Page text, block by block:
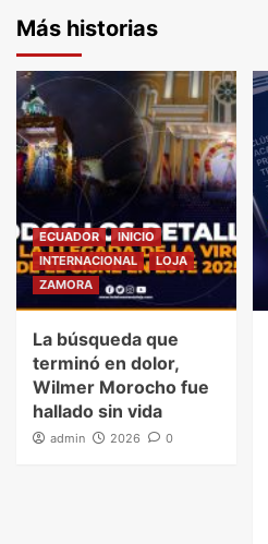
Más historias
ECUADOR
INICIO
INTERNACIONAL
LOJA
ZAMORA
La búsqueda que
terminó en dolor,
Wilmer Morocho fue
hallado sin vida
admin 2026 0